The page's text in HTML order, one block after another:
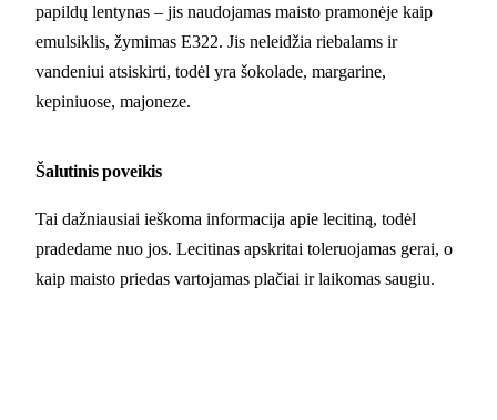
papildų lentynas – jis naudojamas maisto pramonėje kaip
emulsiklis, žymimas E322. Jis neleidžia riebalams ir
vandeniui atsiskirti, todėl yra šokolade, margarine,
kepiniuose, majoneze.
Šalutinis poveikis
Tai dažniausiai ieškoma informacija apie lecitiną, todėl
pradedame nuo jos. Lecitinas apskritai toleruojamas gerai, o
kaip maisto priedas vartojamas plačiai ir laikomas saugiu.